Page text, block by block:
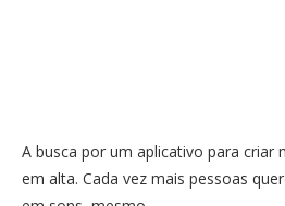
A busca por um aplicativo para criar
em alta. Cada vez mais pessoas